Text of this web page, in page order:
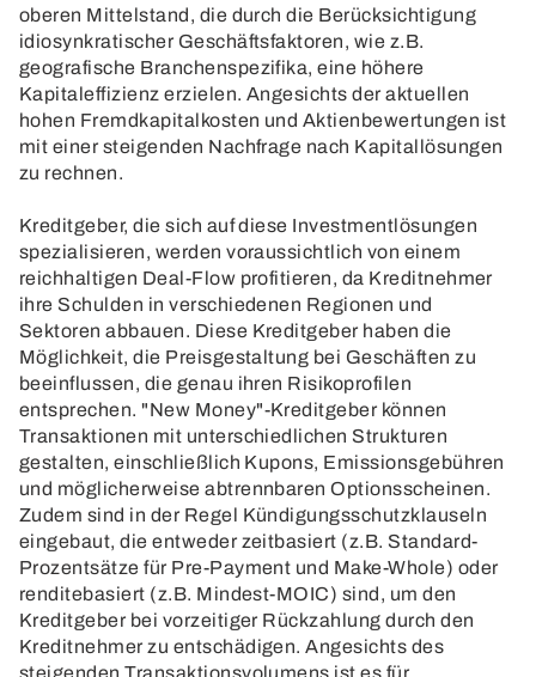
oberen Mittelstand, die durch die Berücksichtigung
idiosynkratischer Geschäftsfaktoren, wie z.B.
geografische Branchenspezifika, eine höhere
Kapitaleffizienz erzielen. Angesichts der aktuellen
hohen Fremdkapitalkosten und Aktienbewertungen ist
mit einer steigenden Nachfrage nach Kapitallösungen
zu rechnen.
Kreditgeber, die sich auf diese Investmentlösungen
spezialisieren, werden voraussichtlich von einem
reichhaltigen Deal-Flow profitieren, da Kreditnehmer
ihre Schulden in verschiedenen Regionen und
Sektoren abbauen. Diese Kreditgeber haben die
Möglichkeit, die Preisgestaltung bei Geschäften zu
beeinflussen, die genau ihren Risikoprofilen
entsprechen. "New Money"-Kreditgeber können
Transaktionen mit unterschiedlichen Strukturen
gestalten, einschließlich Kupons, Emissionsgebühren
und möglicherweise abtrennbaren Optionsscheinen.
Zudem sind in der Regel Kündigungsschutzklauseln
eingebaut, die entweder zeitbasiert (z.B. Standard-
Prozentsätze für Pre-Payment und Make-Whole) oder
renditebasiert (z.B. Mindest-MOIC) sind, um den
Kreditgeber bei vorzeitiger Rückzahlung durch den
Kreditnehmer zu entschädigen. Angesichts des
steigenden Transaktionsvolumens ist es für